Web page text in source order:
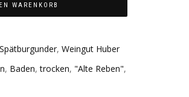
WARENKORB
Spätburgunder, Weingut Huber
, Baden,trocken, "Alte Reben",